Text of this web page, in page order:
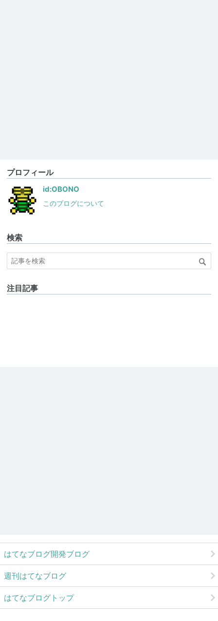
プロフィール
id:OBONO
このブログについて
検索
注目記事
はてなブログ開発ブログ
週刊はてなブログ
はてなブログトップ